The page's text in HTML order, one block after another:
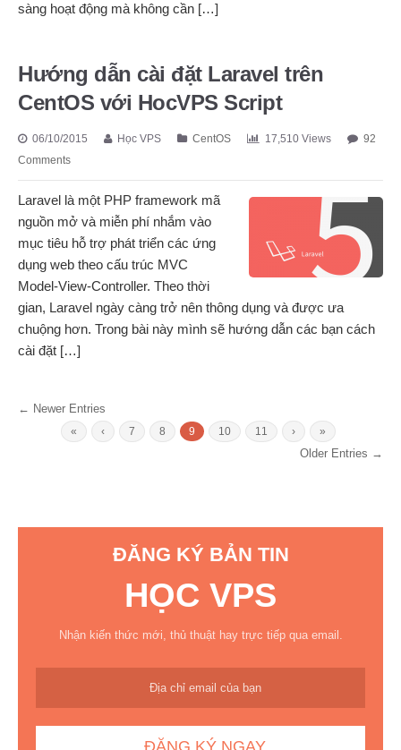
sàng hoạt động mà không cần […]
Hướng dẫn cài đặt Laravel trên
CentOS với HocVPS Script
06/10/2015 Học VPS CentOS 17,510 Views
92
Comments
Laravel là một PHP framework mã
nguồn mở và miễn phí nhắm vào
mục tiêu hỗ trợ phát triển các ứng
dụng web theo cấu trúc MVC
Model-View-Controller. Theo thời
gian, Laravel ngày càng trở nên thông dụng và được ưa
chuộng hơn. Trong bài này mình sẽ hướng dẫn các bạn cách
cài đặt […]
← Newer Entries
« ‹ 7 8 9 10 11 › »
Older Entries →
ĐĂNG KÝ BẢN TIN
HỌC VPS
Nhận kiến thức mới, thủ thuật hay trực tiếp qua email.